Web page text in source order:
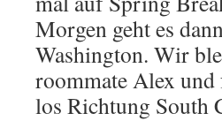
Morgen geht es
Washington. Wir
roommate Alex und
los Richtung South